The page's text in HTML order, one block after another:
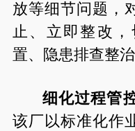
放等细节问题，
止、立即整改
置、隐患排查整治
细化过程管
该厂以标准化作